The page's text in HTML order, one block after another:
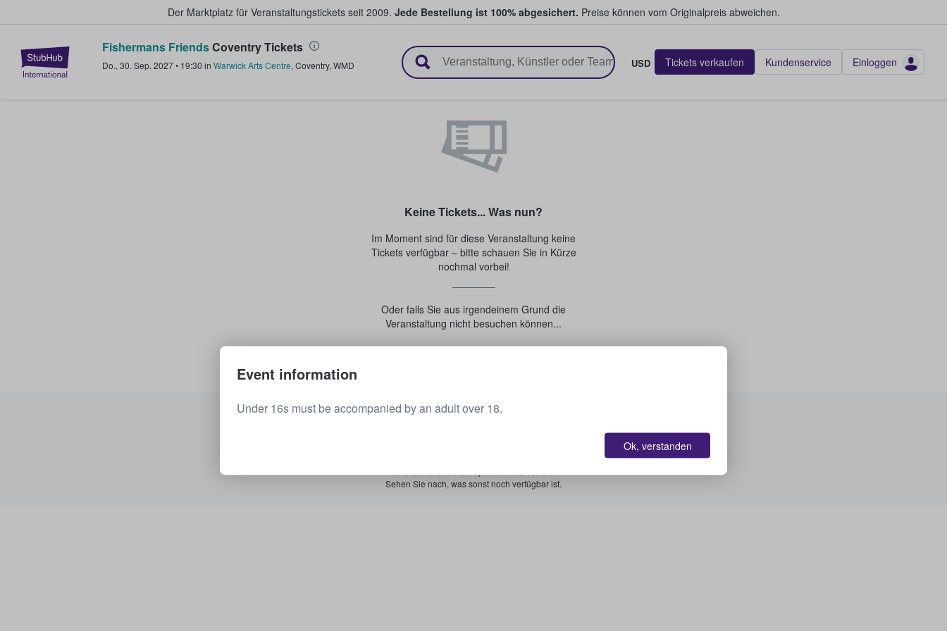
Der Marktplatz für Veranstaltungstickets seit 2009. Jede Bestellung ist 100% abgesichert. Preise können vom Originalpreis abweichen.
StubHub - Wo Fans Tickets kaufen & verkaufen
Fishermans FriendsCoventry Tickets
Do., 30. Sep. 2027• 19:30 in Warwick Arts Centre, Coventry, WMD USD Tickets verkaufen Kundenservice Einloggen
Keine Tickets... Was nun?
Im Moment sind für diese Veranstaltung keine
Tickets verfügbar – bitte schauen Sie in Kürze
nochmal vorbei!
Oder falls Sie aus irgendeinem Grund die
Veranstaltung nicht besuchen können...
Sehen Sie nach, was sonst noch verfügbar ist.
Event information
Under 16s must be accompanied by an adult over 18.
Ok, verstanden